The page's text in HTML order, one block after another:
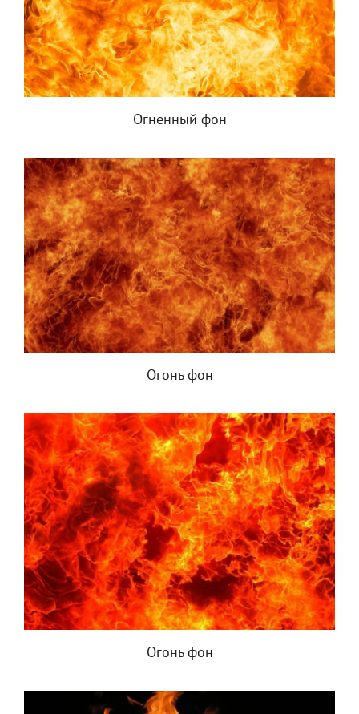
Огненный фон
Огонь фон
Огонь фон